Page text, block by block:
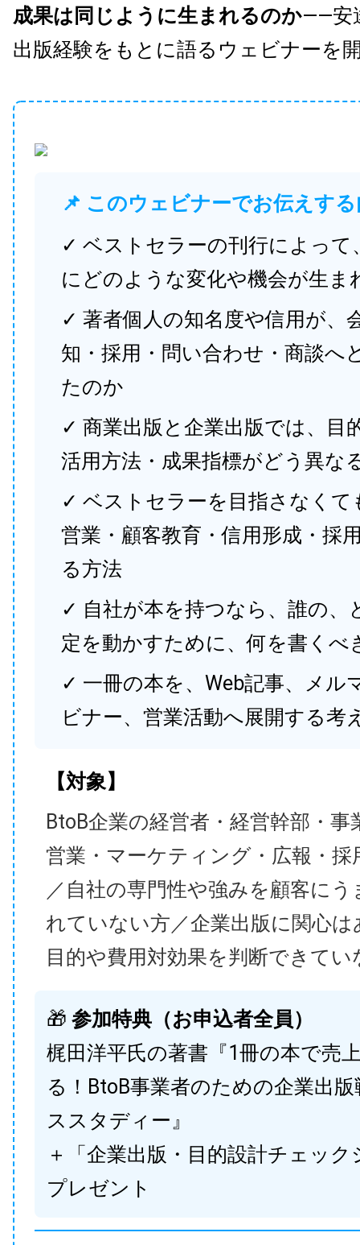
成果は同じように生まれるのか——安
出版経験をもとに語るウェビナーを
📌 このウェビナーでお伝えす
✓ ベストセラーの刊行によって
にどのような変化や機会が生ま
✓ 著者個人の知名度や信用が、
知・採用・問い合わせ・商談へ
たのか
✓ 商業出版と企業出版では、目
活用方法・成果指標がどう異な
✓ ベストセラーを目指さなくて
営業・顧客教育・信用形成・採
る方法
✓ 自社が本を持つなら、誰の、
定を動かすために、何を書くべ
✓ 一冊の本を、Web記事、メル
ビナー、営業活動へ展開する考
【対象】
BtoB企業の経営者・経営幹部・事
営業・マーケティング・広報・採
／自社の専門性や強みを顧客に
れていない方／企業出版に関心
目的や費用対効果を判断できてい
🎁 参加特典（お申込者全員）
梶田洋平氏の著書『1冊の本で売
る！BtoB事業者のための企業出
ススタディー』
＋「企業出版・目的設計チェック
プレゼント